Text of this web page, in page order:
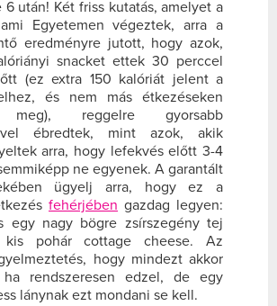
6 után! Két friss kutatás, amelyet a
Egyetemen végeztek, arra a
eredményre jutott, hogy azok,
snacket ettek 30 perccel
(ez extra 150 kalóriát jelent a
és nem más étkezéseken
meg), reggelre gyorsabb
ébredtek, mint azok, akik
arra, hogy lefekvés előtt 3-4
ne egyenek. A garantált
ügyelj arra, hogy ez a
fehérjében gazdag legyen:
egy nagy bögre zsírszegény tej
pohár cottage cheese. Az
hogy mindezt akkor
ha rendszeresen edzel, de egy
lánynak ezt mondani se kell.